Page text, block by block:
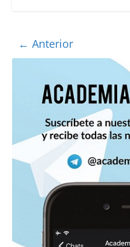
← Anterior